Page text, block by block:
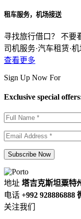
租车服务，机场接送
寻找旅行借口？ 不要
司机服务·汽车租赁·
查看更多
Sign Up Now For
Exclusive special
地址 塔吉克斯坦粟特
电话 +992 928886888
关注我们